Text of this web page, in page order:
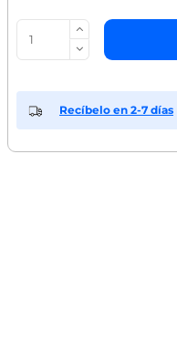
Recíbelo en 2-7 días